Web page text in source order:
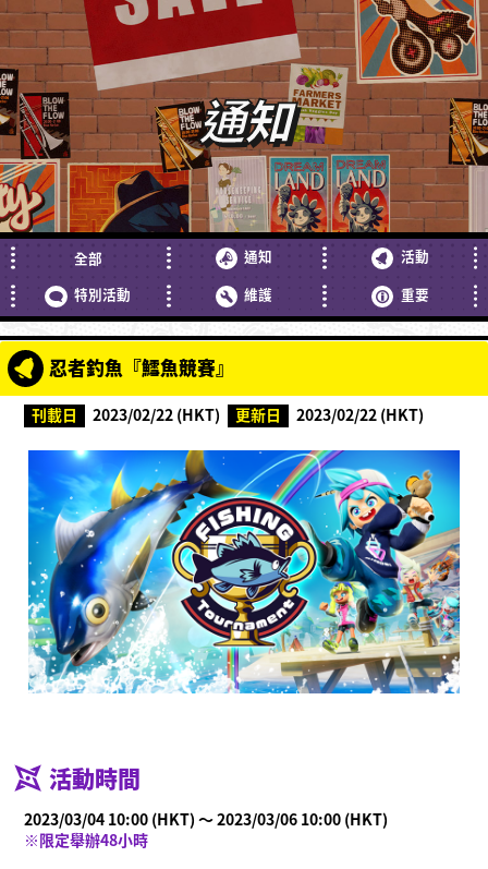
通知
全部 通知
活動
特別活動
維護 重要
忍者釣魚『鱈魚競賽』
刊載日 2023/02/22 (HKT) 更新日 2023/02/22 (HKT)
活動時間
2023/03/04 10:00 (HKT) ～ 2023/03/06 10:00 (HKT)
※限定舉辦48小時